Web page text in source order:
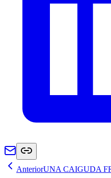
AnteriorUNA CAIGUDA